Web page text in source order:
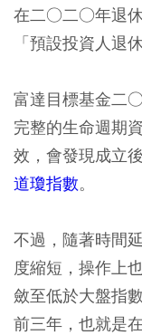
在二○二○年退休
「預設投資人退
富達目標基金二
完整的生命週期
效，會發現成立
道瓊指數。
不過，隨著時間
度縮短，操作上
斂至低於大盤指
前三年，也就是